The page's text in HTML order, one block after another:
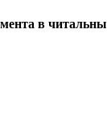
в